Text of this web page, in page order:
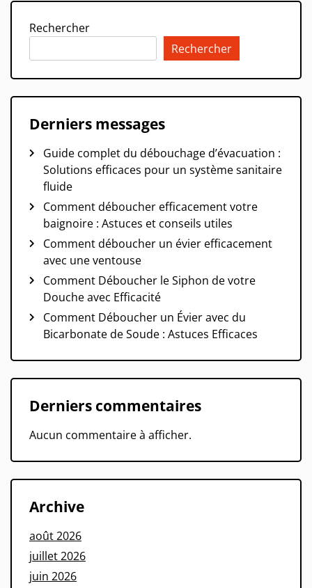
Rechercher
Rechercher
Derniers messages
Guide complet du débouchage d’évacuation :
Solutions efficaces pour un système sanitaire
fluide
Comment déboucher efficacement votre
baignoire : Astuces et conseils utiles
Comment déboucher un évier efficacement
avec une ventouse
Comment Déboucher le Siphon de votre
Douche avec Efficacité
Comment Déboucher un Évier avec du
Bicarbonate de Soude : Astuces Efficaces
Derniers commentaires
Aucun commentaire à afficher.
Archive
août 2026
juillet 2026
juin 2026